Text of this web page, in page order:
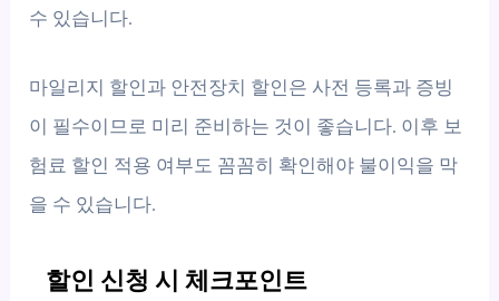
수 있습니다.
마일리지 할인과 안전장치 할인은 사전 등록과 증빙
이 필수이므로 미리 준비하는 것이 좋습니다. 이후 보
험료 할인 적용 여부도 꼼꼼히 확인해야 불이익을 막
을 수 있습니다.
할인 신청 시 체크포인트